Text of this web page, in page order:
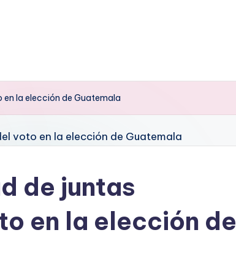
la elección de Guatemala
de juntas
en la elección de